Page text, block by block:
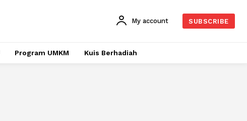
My account SUBSCRIBE
Program UMKM Kuis Berhadiah